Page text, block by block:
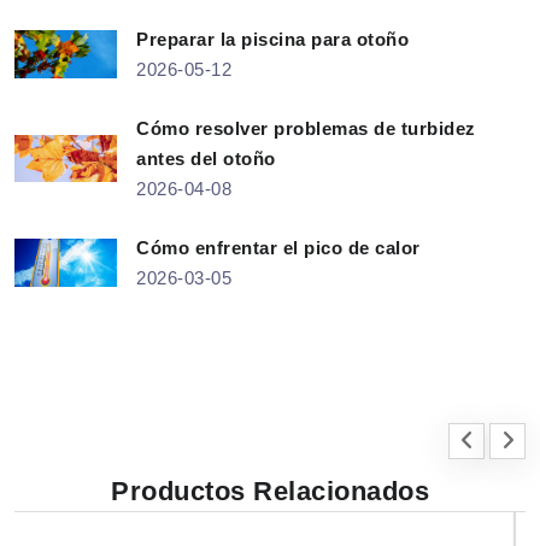
Preparar la piscina para otoño
2026-05-12
Cómo resolver problemas de turbidez
antes del otoño
2026-04-08
Cómo enfrentar el pico de calor
2026-03-05
Productos Relacionados